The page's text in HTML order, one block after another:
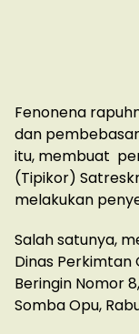
Fenonena
dan
itu, membuat
(Tipikor)
melakukan
Salah satunya,
Dinas
Beringin Nomor
Somba Opu,